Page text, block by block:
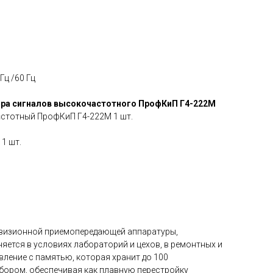
/60 Гц
сигналов высокочастотного ПрофКиП Г4-222М
ПрофКиП Г4-222М 1 шт.
шт.
приемопередающей аппаратуры,
в условиях лабораторий и цехов, в ремонтных и
с памятью, которая хранит до 100
обеспечивая как плавную перестройку